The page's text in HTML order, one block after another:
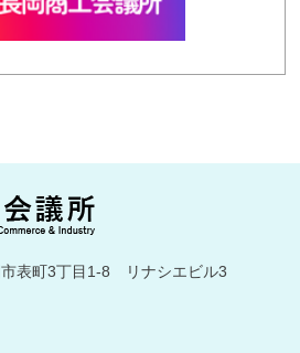
表町3丁目1-8 リナシエビル3